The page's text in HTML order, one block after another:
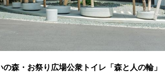
の森・お祭り広場公衆トイレ「森と人の輪」